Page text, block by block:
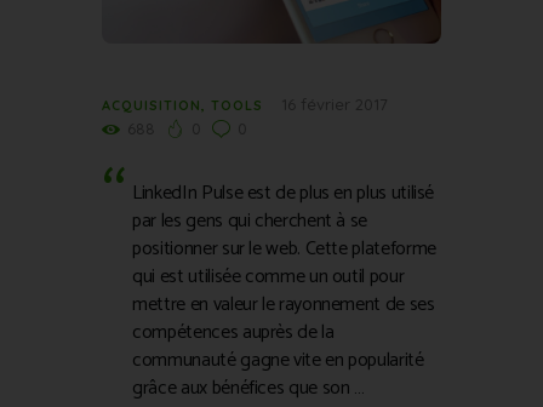
ACQUISITION, TOOLS
LinkedIn Pulse est de plus en plus utilisé
par les gens qui cherchent à se
positionner sur le web. Cette plateforme
qui est utilisée comme un outil pour
mettre en valeur le rayonnement de ses
compétences auprès de la
communauté gagne vite en popularité
grâce aux bénéfices que son …